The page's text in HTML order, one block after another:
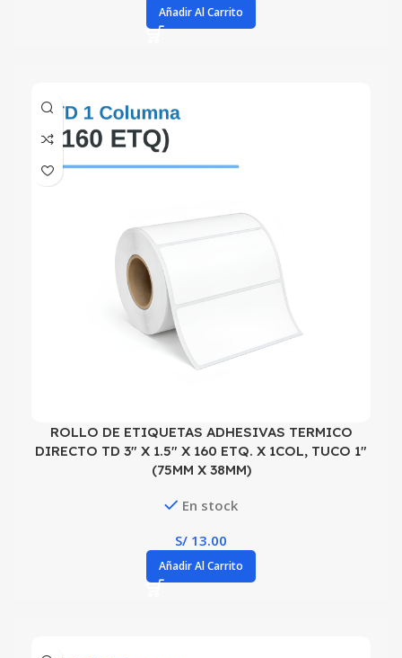
Añadir Al Carrito
ROLLO DE ETIQUETAS ADHESIVAS TERMICO
DIRECTO TD 3″ X 1.5″ X 160 ETQ. X 1COL, TUCO 1″
(75MM X 38MM)
En stock
S/ 13.00
Añadir Al Carrito